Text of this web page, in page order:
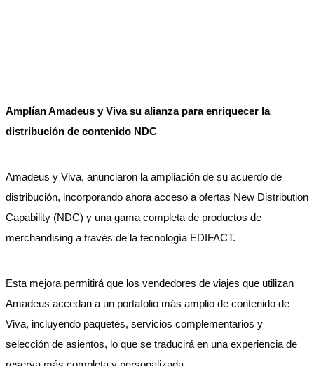
Amplían Amadeus y Viva su alianza para enriquecer la
distribución de contenido NDC
Amadeus y Viva, anunciaron la ampliación de su acuerdo de
distribución, incorporando ahora acceso a ofertas New Distribution
Capability (NDC) y una gama completa de productos de
merchandising a través de la tecnología EDIFACT.
Esta mejora permitirá que los vendedores de viajes que utilizan
Amadeus accedan a un portafolio más amplio de contenido de
Viva, incluyendo paquetes, servicios complementarios y
selección de asientos, lo que se traducirá en una experiencia de